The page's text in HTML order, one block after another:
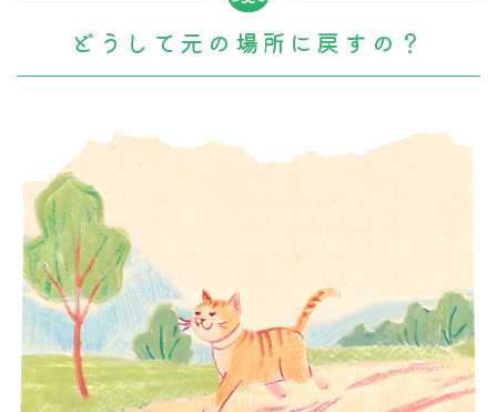
どうして元の場所に戻すの？